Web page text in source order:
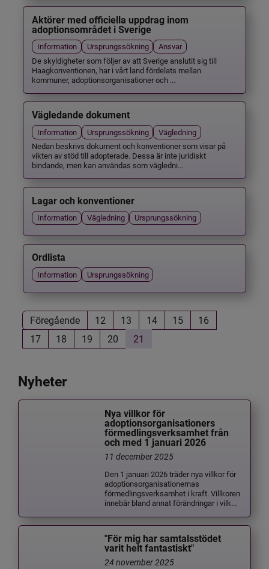
Aktörer med officiella uppdrag inom
adoptionsområdet i Sverige
Information Ursprungssökning
Ansvar
De skyldigheter som följer av att Sverige anslutit sig till
Haagkonventionen, har i vårt land fördelats mellan
kommuner, adoptionsorganisationer och ...
Vägledande dokument
Information Ursprungssökning
Vägledning
Nedan beskrivs dokument och konventioner som visar på
vikten av stöd till adopterade. Dessa är inte juridiskt
bindande, men kan användas som vägledni...
Lagar och konventioner
Information Vägledning Ursprungssökning
Ordlista
Information Ursprungssökning
Föregående 12 13 14 15
16
17
18 19 20 21
Nyheter
Nya villkor för
adoptionsorganisationers
förmedlingsverksamhet från
och med 1 januari 2026
11 december 2025
Den 1 januari 2026 träder nya villkor för
adoptionsorganisationernas
förmedlingsverksamhet i kraft. Villkoren
innebär bland annat förändringar i vilk...
"För mig har samtalsstödet
varit helt fantastiskt"
24 november 2025